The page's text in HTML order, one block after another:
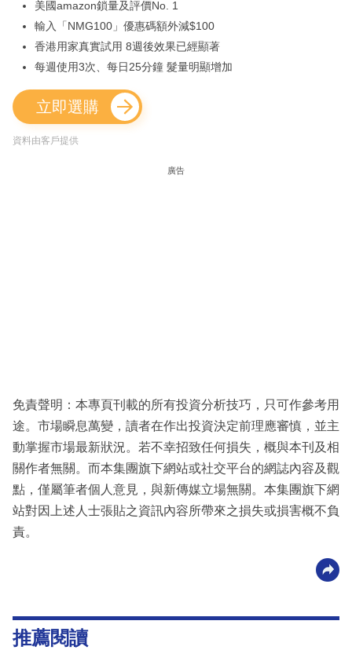
美國amazon鎖量及評價No. 1
輸入「NMG100」優惠碼額外減$100
香港用家真實試用 8週後效果已經顯著
每週使用3次、每日25分鐘 髮量明顯增加
立即選購
資料由客戶提供
廣告
免責聲明：本專頁刊載的所有投資分析技巧，只可作參考用
途。市場瞬息萬變，讀者在作出投資決定前理應審慎，並主
動掌握市場最新狀況。若不幸招致任何損失，概與本刊及相
關作者無關。而本集團旗下網站或社交平台的網誌內容及觀
點，僅屬筆者個人意見，與新傳媒立場無關。本集團旗下網
站對因上述人士張貼之資訊內容所帶來之損失或損害概不負
責。
推薦閱讀